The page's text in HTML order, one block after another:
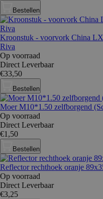
Bestellen
Kroonstuk - voorvork China
Riva
Op voorraad
Direct Leverbaar
€33,50
Bestellen
Moer M10*1.50 zelfborgend
Op voorraad
Direct Leverbaar
€1,50
Bestellen
Reflector rechthoek oranje
Op voorraad
Direct Leverbaar
€3,25